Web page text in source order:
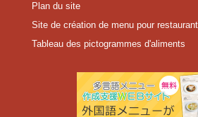
Plan du site
Site de création de menu pour restaurant
Tableau des pictogrammes d'aliments